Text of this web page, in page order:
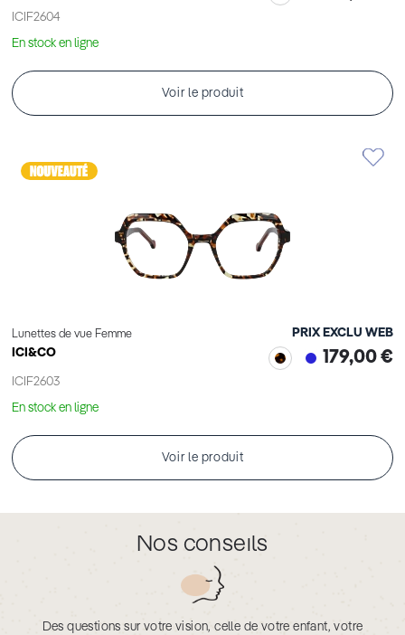
ICIF2604
En stock en ligne
Voir le produit
Lunettes de vue Femme
ICI&CO
ICIF2603
PRIX EXCLU WEB
179,00 €
En stock en ligne
Voir le produit
Nos conseils
Des questions sur votre vision, celle de votre enfant, votre